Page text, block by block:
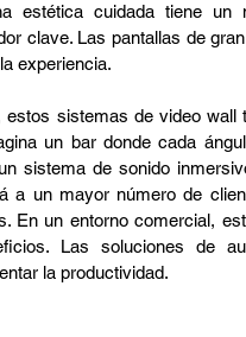
clave. Las pantallas de
experiencia.
estos sistemas de video wall
un bar donde cada
sistema de sonido
a un mayor número de
En un entorno comercial,
Las soluciones de
la productividad.